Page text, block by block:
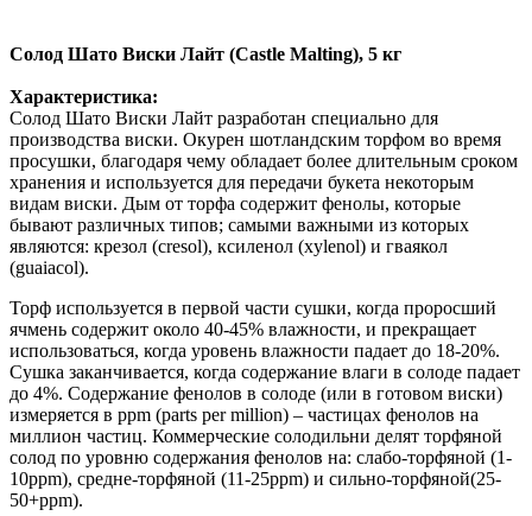
Солод Шато Виски Лайт (Castle Malting), 5 кг
Характеристика:
Солод Шато Виски Лайт разработан специально для
производства виски. Окурен шотландским торфом во время
просушки, благодаря чему обладает более длительным сроком
хранения и используется для передачи букета некоторым
видам виски. Дым от торфа содержит фенолы, которые
бывают различных типов; самыми важными из которых
являются: крезол (cresol), ксиленол (xylenol) и гваякол
(guaiacol).
Торф используется в первой части сушки, когда проросший
ячмень содержит около 40-45% влажности, и прекращает
использоваться, когда уровень влажности падает до 18-20%.
Сушка заканчивается, когда содержание влаги в солоде падает
до 4%. Содержание фенолов в солоде (или в готовом виски)
измеряется в ppm (parts per million) – частицах фенолов на
миллион частиц. Коммерческие солодильни делят торфяной
солод по уровню содержания фенолов на: слабо-торфяной (1-
10ppm), средне-торфяной (11-25ppm) и сильно-торфяной(25-
50+ppm).